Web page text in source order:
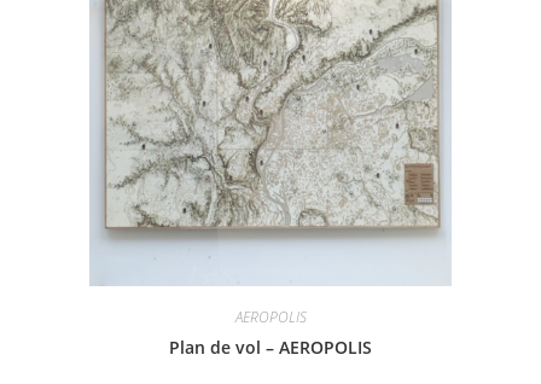
AEROPOLIS
Plan de vol – AEROPOLIS